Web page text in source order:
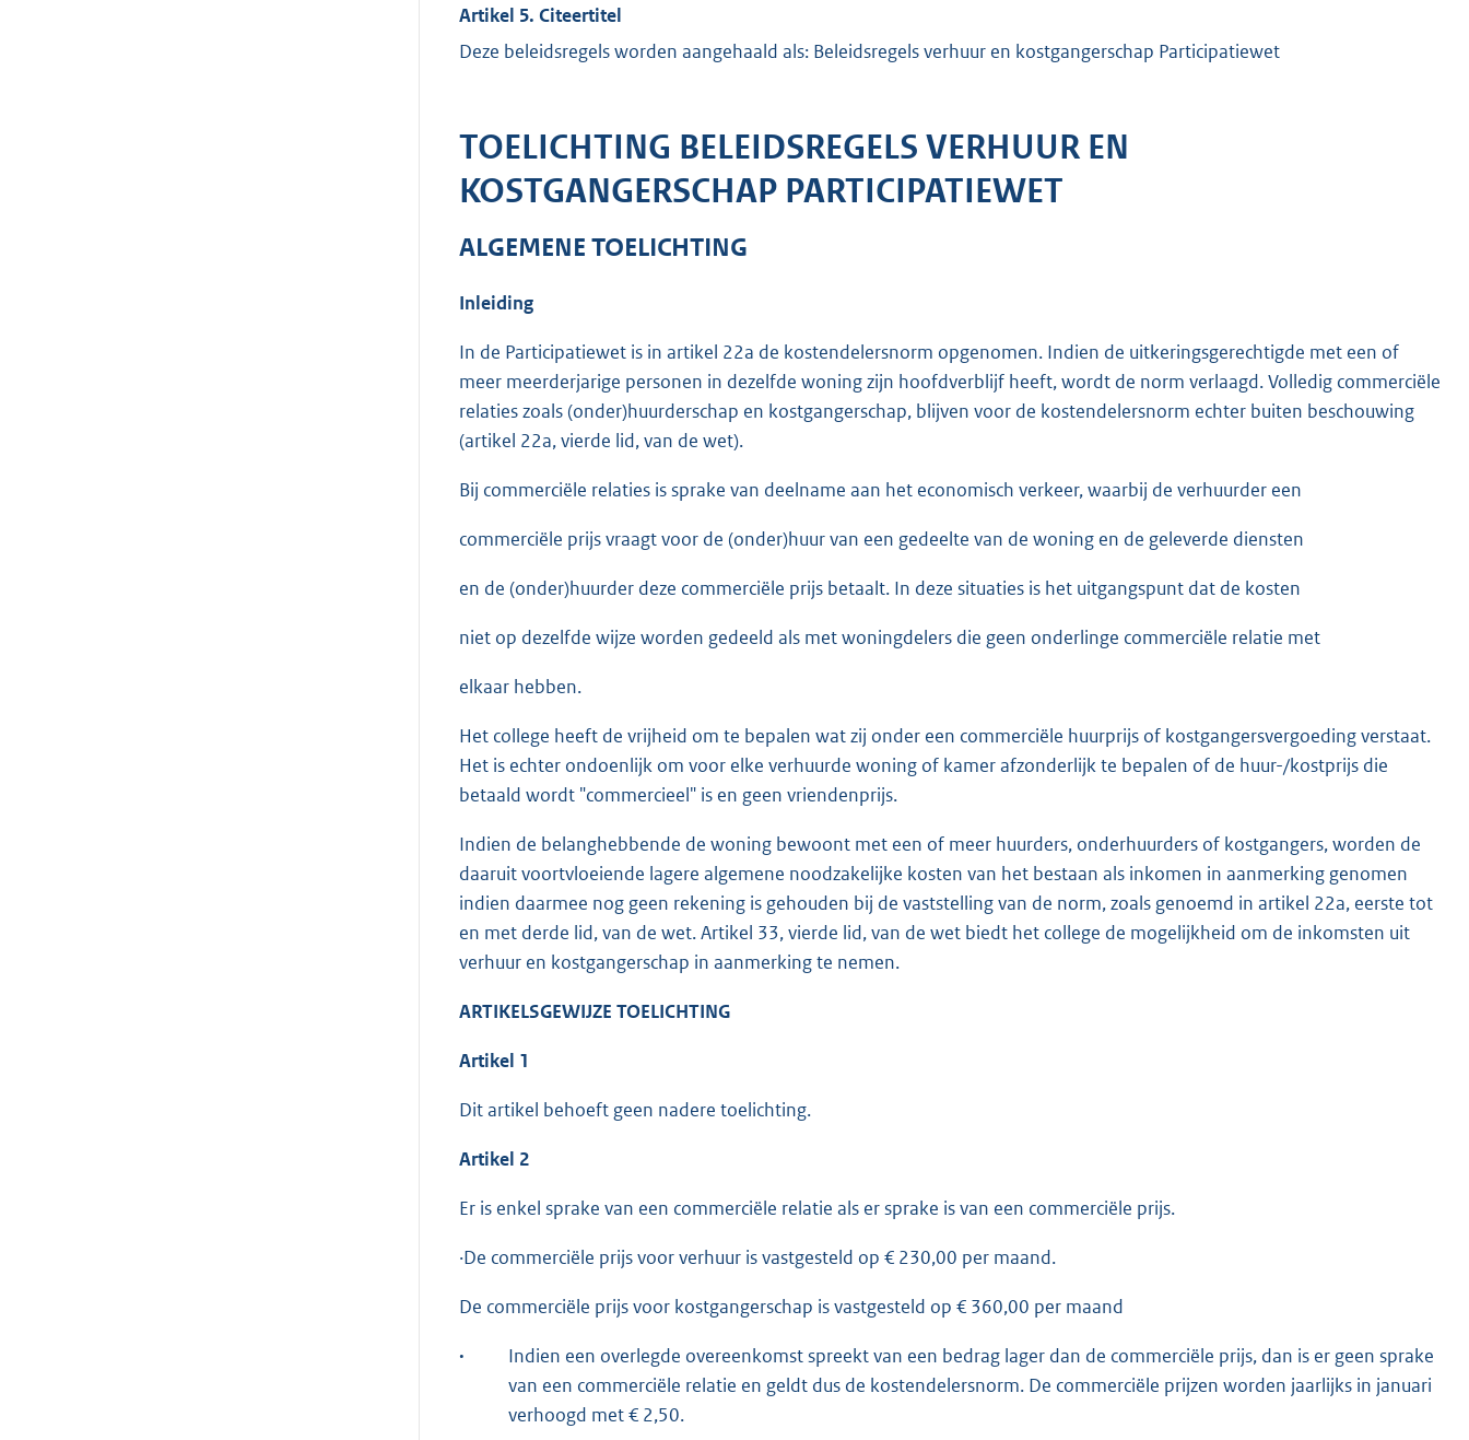
Artikel 5. Citeertitel
Deze beleidsregels worden aangehaald als: Beleidsregels verhuur en kostgangerschap Participatiewet
TOELICHTING BELEIDSREGELS VERHUUR EN
KOSTGANGERSCHAP PARTICIPATIEWET
ALGEMENE TOELICHTING
Inleiding
In de Participatiewet is in artikel 22a de kostendelersnorm opgenomen. Indien de uitkeringsgerechtigde met een of
meer meerderjarige personen in dezelfde woning zijn hoofdverblijf heeft, wordt de norm verlaagd. Volledig commerciële
relaties zoals (onder)huurderschap en kostgangerschap, blijven voor de kostendelersnorm echter buiten beschouwing
(artikel 22a, vierde lid, van de wet).
Bij commerciële relaties is sprake van deelname aan het economisch verkeer, waarbij de verhuurder een
commerciële prijs vraagt voor de (onder)huur van een gedeelte van de woning en de geleverde diensten
en de (onder)huurder deze commerciële prijs betaalt. In deze situaties is het uitgangspunt dat de kosten
niet op dezelfde wijze worden gedeeld als met woningdelers die geen onderlinge commerciële relatie met
elkaar hebben.
Het college heeft de vrijheid om te bepalen wat zij onder een commerciële huurprijs of kostgangersvergoeding verstaat.
Het is echter ondoenlijk om voor elke verhuurde woning of kamer afzonderlijk te bepalen of de huur-/kostprijs die
betaald wordt "commercieel" is en geen vriendenprijs.
Indien de belanghebbende de woning bewoont met een of meer huurders, onderhuurders of kostgangers, worden de
daaruit voortvloeiende lagere algemene noodzakelijke kosten van het bestaan als inkomen in aanmerking genomen
indien daarmee nog geen rekening is gehouden bij de vaststelling van de norm, zoals genoemd in artikel 22a, eerste tot
en met derde lid, van de wet. Artikel 33, vierde lid, van de wet biedt het college de mogelijkheid om de inkomsten uit
verhuur en kostgangerschap in aanmerking te nemen.
ARTIKELSGEWIJZE TOELICHTING
Artikel 1
Dit artikel behoeft geen nadere toelichting.
Artikel 2
Er is enkel sprake van een commerciële relatie als er sprake is van een commerciële prijs.
·De commerciële prijs voor verhuur is vastgesteld op € 230,00 per maand.
De commerciële prijs voor kostgangerschap is vastgesteld op € 360,00 per maand
·
Indien een overlegde overeenkomst spreekt van een bedrag lager dan de commerciële prijs, dan is er geen sprake
van een commerciële relatie en geldt dus de kostendelersnorm. De commerciële prijzen worden jaarlijks in januari
verhoogd met € 2,50.